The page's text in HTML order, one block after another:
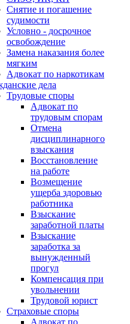
Снятие и погашение
судимости
Условно - досрочное
освобождение
Замена наказания более
мягким
Адвокат по наркотикам
дела
Трудовые споры
Адвокат по
трудовым спорам
Отмена
дисциплинарного
взыскания
Восстановление
на работе
Возмещение
ущерба здоровью
работника
Взыскание
заработной платы
Взыскание
заработка за
вынужденный
прогул
Компенсация при
увольнении
Трудовой юрист
Страховые споры
Адвокат по